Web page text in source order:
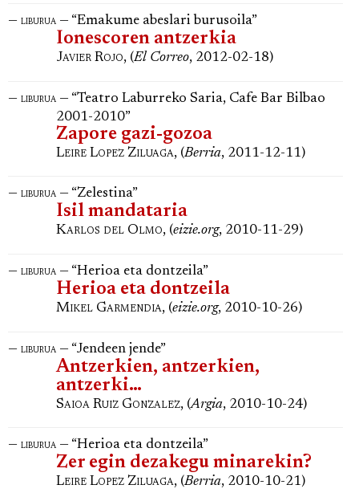
— liburua — “Emakume abeslari burusoila”
Ionescoren antzerkia
Javier Rojo, (El Correo, 2012-02-18)
— liburua — “Teatro Laburreko Saria, Cafe Bar Bilbao
2001-2010”
Zapore gazi-gozoa
Leire Lopez Ziluaga, (Berria, 2011-12-11)
— liburua — “Zelestina”
Isil mandataria
Karlos del Olmo, (eizie.org, 2010-11-29)
— liburua — “Herioa eta dontzeila”
Herioa eta dontzeila
Mikel Garmendia, (eizie.org, 2010-10-26)
— liburua — “Jendeen jende”
Antzerkien, antzerkien,
antzerki…
Saioa Ruiz Gonzalez, (Argia, 2010-10-24)
— liburua — “Herioa eta dontzeila”
Zer egin dezakegu minarekin?
Leire Lopez Ziluaga, (Berria, 2010-10-21)